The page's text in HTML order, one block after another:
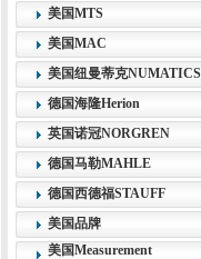
美国MTS
美国MAC
美国纽曼蒂克NUMATICS
德国海隆Herion
英国诺冠NORGREN
德国马勒MAHLE
德国西德福STAUFF
美国品牌
美国Measurement